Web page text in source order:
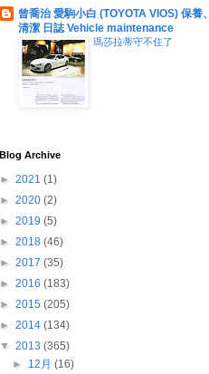
曾喬治 愛駒小白 (TOYOTA VIOS) 保養
清潔 日誌 Vehicle maintenance
瑪莎拉蒂守不住了
Blog Archive
► 2021 (1)
► 2020 (2)
► 2019 (5)
► 2018 (46)
► 2017 (35)
► 2016 (183)
► 2015 (205)
► 2014 (134)
▼ 2013 (365)
► 12月(16)